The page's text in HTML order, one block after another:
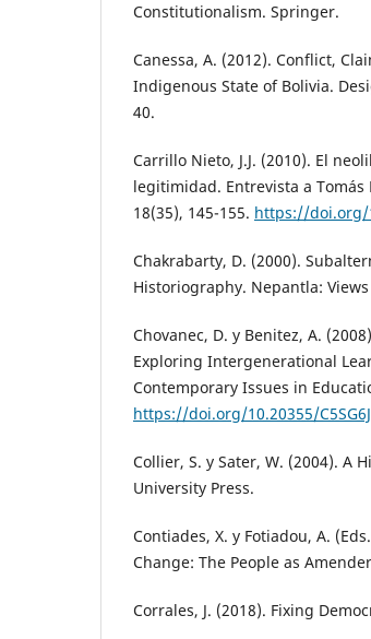
Constitutionalism. Springer.
Canessa, A. (2012). Conflict,
Indigenous State of Bolivia.
40.
Carrillo Nieto, J.J. (2010). El
legitimidad. Entrevista a
18(35), 145-155. https://doi.org/
Chakrabarty, D. (2000).
Historiography. Nepantla:
Chovanec, D. y Benitez, A.
Exploring Intergenerational
Contemporary Issues in
https://doi.org/10.20355/C5SG6J
Collier, S. y Sater, W. (2004). A
University Press.
Contiades, X. y Fotiadou, A.
Change: The People as
Corrales, J. (2018). Fixing